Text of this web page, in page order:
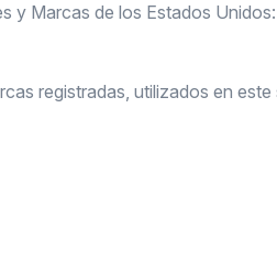
y Marcas de los Estados
registradas, utilizados en